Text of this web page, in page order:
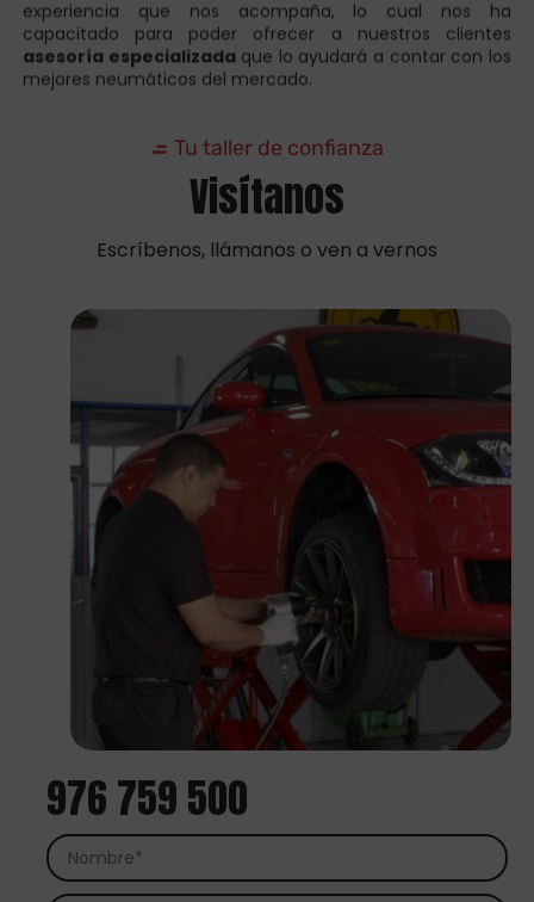
asesoría especializada
que lo ayudará a contar con los
mejores neumáticos del mercado.
Tu taller de confianza
Visítanos
Escríbenos, llámanos o ven a vernos
976 759 500